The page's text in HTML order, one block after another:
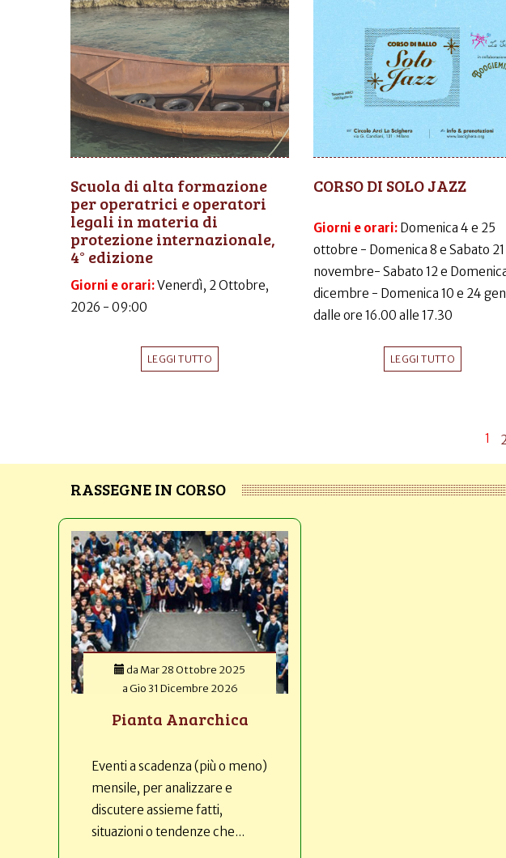
Scuola di alta formazione
per operatrici e operatori
legali in materia di
protezione internazionale,
4° edizione
Giorni e orari:Venerdì, 2 Ottobre,
2026 - 09:00
LEGGI TUTTO
CORSO DI SOLO JAZZ
Giorni e orari: Domenica 4 e 25
ottobre - Domenica 8 e Sabato 21
novembre- Sabato 12 e
dicembre - Domenica 10 e 24
dalle ore 16.00 alle 17.30
LEGGI TUTTO
1
RASSEGNE IN CORSO
da Mar 28 Ottobre 2025
aGio 31 Dicembre 2026
Pianta Anarchica
Eventi a scadenza (più o meno)
mensile, per analizzare e
discutere assieme fatti,
situazioni o tendenze che...